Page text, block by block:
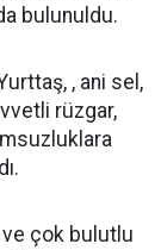
bulunuldu.
, ani sel,
rüzgar,
ve çok bulutlu